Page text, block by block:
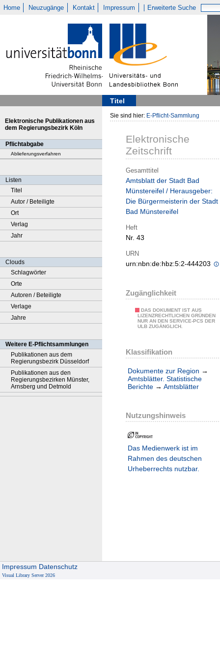
Home Neuzugänge Kontakt Impressum Erweiterte Suche
Titel
Elektronische Publikationen aus
dem Regierungsbezirk Köln
Pflichtabgabe
Ablieferungsverfahren
Listen
Titel
Autor / Beteiligte
Ort
Verlag
Jahr
Clouds
Schlagwörter
Orte
Autoren / Beteiligte
Verlage
Jahre
Weitere E-Pflichtsammlungen
Publikationen aus dem
Regierungsbezirk Düsseldorf
Publikationen aus den
Regierungsbezirken Münster,
Arnsberg und Detmold
Sie sind hier: E-Pflicht-Sammlung
Elektronische
Zeitschrift
Gesamttitel
Amtsblatt der Stadt Bad
Münstereifel / Herausgeber:
Die Bürgermeisterin der Stadt
Bad Münstereifel
Heft
Nr. 43
URN
urn:nbn:de:hbz:5:2-444203
Zugänglichkeit
DAS DOKUMENT IST AUS
LIZENZRECHTLICHEN GRÜNDEN
NUR AN DEN SERVICE-PCS DER
ULB ZUGÄNGLICH.
Klassifikation
Dokumente zur Region →
Amtsblätter. Statistische
Berichte → Amtsblätter
Nutzungshinweis
Das Medienwerk ist im
Rahmen des deutschen
Urheberrechts nutzbar.
Impressum Datenschutz
Visual Library Server 2026